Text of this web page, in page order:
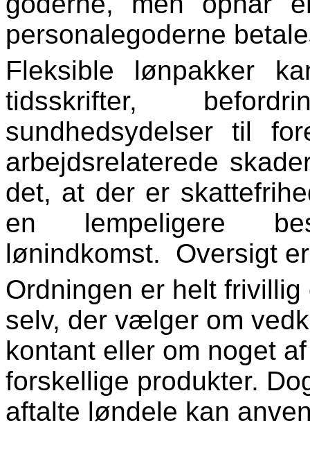
personalegoderne
Fleksible lønpakker
tidsskrifter,
sundhedsydelser til
arbejdsrelaterede
det, at der er
en lempeligere
lønindkomst.
Oversigt
Ordningen er helt
selv, der vælger om
kontant eller om noget
forskellige produkter.
aftalte løndele kan